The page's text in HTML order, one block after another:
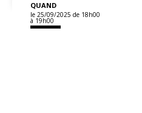
QUAND
le 25/09/2025 de 18h00
à 19h00